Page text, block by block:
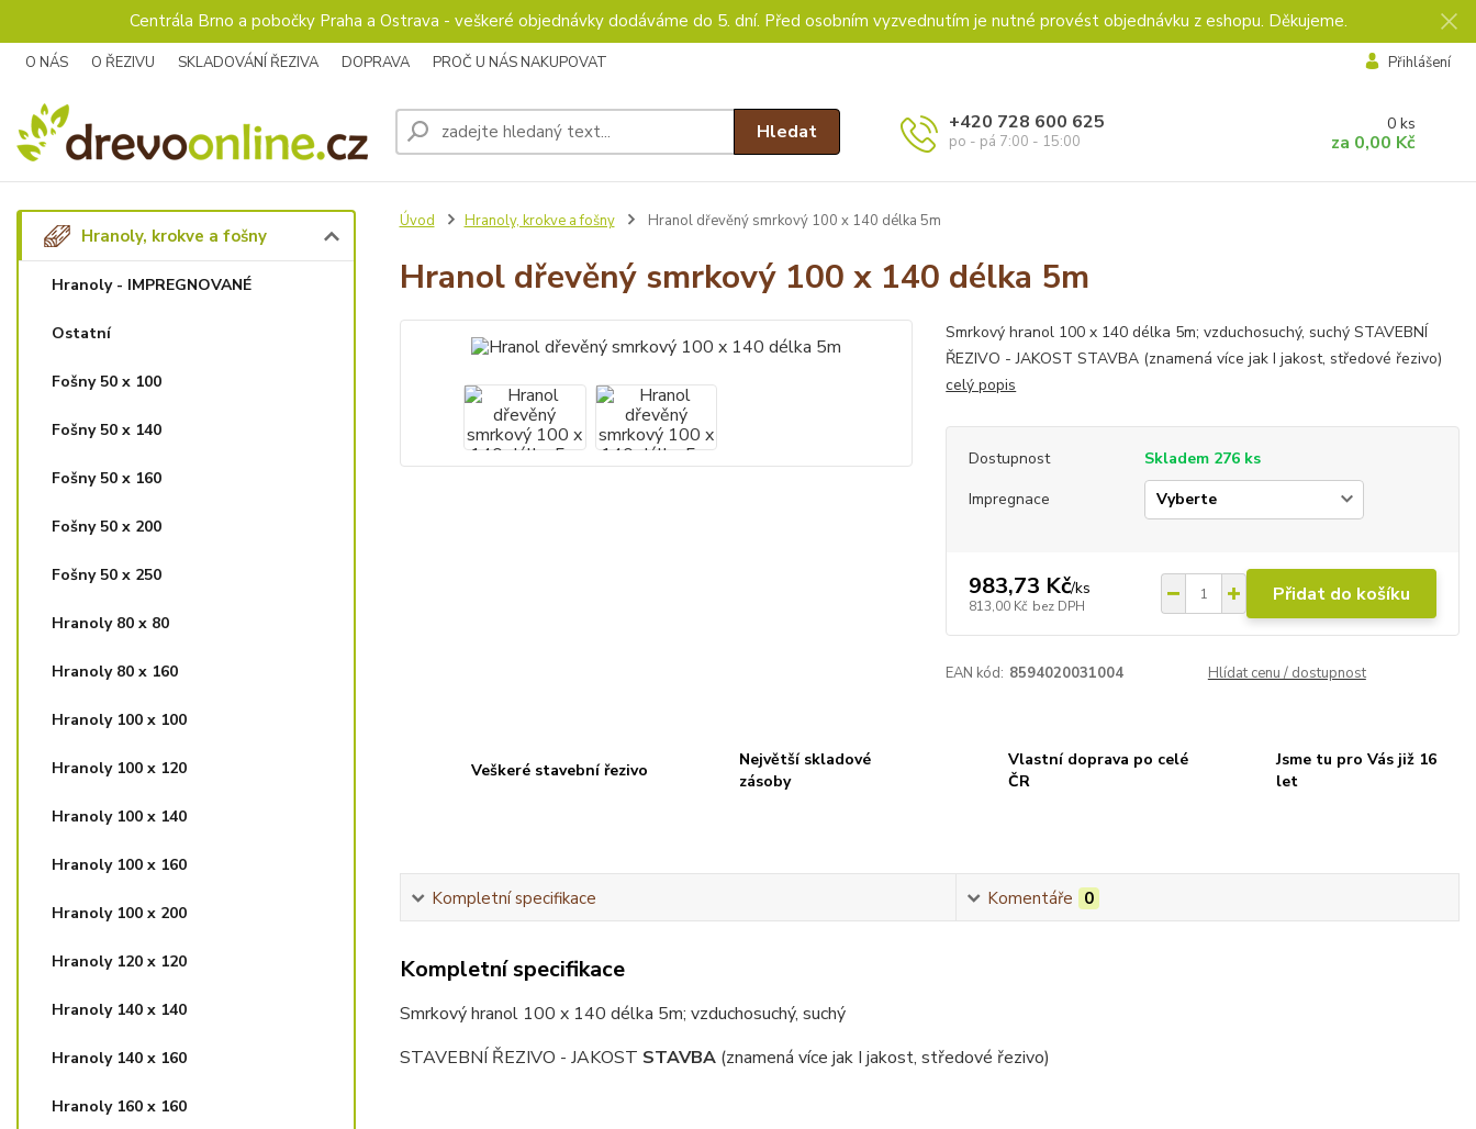
Centrála Brno a pobočky Praha a Ostrava - veškeré objednávky dodáváme do 5. dní. Před osobním vyzvednutím je nutné provést objednávku z eshopu. Děkujeme.
O NÁS O ŘEZIVU SKLADOVÁNÍ ŘEZIVA DOPRAVA PROČ U NÁS NAKUPOVAT Přihlášení
Hledat +420 728 600 625
po - pá 7:00 - 15:00
0 ks
za 0,00 Kč
Hranoly, krokve a fošny
Hranoly - IMPREGNOVANÉ
Ostatní
Fošny 50 x 100
Fošny 50 x 140
Fošny 50 x 160
Fošny 50 x 200
Fošny 50 x 250
Hranoly 80 x 80
Hranoly 80 x 160
Hranoly 100 x 100
Hranoly 100 x 120
Hranoly 100 x 140
Hranoly 100 x 160
Hranoly 100 x 200
Hranoly 120 x 120
Hranoly 140 x 140
Hranoly 140 x 160
Hranoly 160 x 160
Úvod Hranoly, krokve a fošny Hranol dřevěný smrkový 100 x 140 délka 5m
Hranol dřevěný smrkový 100 x 140 délka 5m
Smrkový hranol 100 x 140 délka 5m; vzduchosuchý, suchý STAVEBNÍ
ŘEZIVO - JAKOST STAVBA (znamená více jak I jakost, středové řezivo)
celý popis
Dostupnost
Skladem 276 ks
Impregnace
983,73 Kč/ks
813,00 Kč bez DPH Přidat do košíku
EAN kód: 8594020031004 Hlídat cenu / dostupnost
Veškeré stavební řezivo
Největší skladové
zásoby
Vlastní doprava po celé
ČR
Jsme tu pro Vás již 16
let
Kompletní specifikace Komentáře 0
Kompletní specifikace
Smrkový hranol 100 x 140 délka 5m; vzduchosuchý, suchý
STAVEBNÍ ŘEZIVO - JAKOST STAVBA (znamená více jak I jakost, středové řezivo)